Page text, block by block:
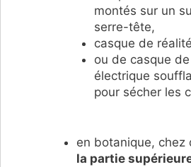
montés sur un
serre-tête,
casque de
ou de casque
électrique
pour sécher les
en botanique, chez
la partie